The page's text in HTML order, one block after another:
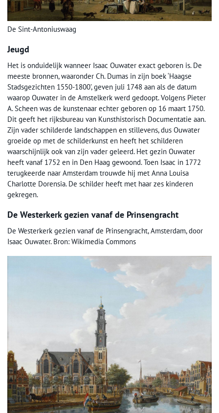
De Sint-Antoniuswaag
Jeugd
Het is onduidelijk wanneer Isaac Ouwater exact geboren is. De
meeste bronnen, waaronder Ch. Dumas in zijn boek ‘Haagse
Stadsgezichten 1550-1800’, geven juli 1748 aan als de datum
waarop Ouwater in de Amstelkerk werd gedoopt. Volgens Pieter
A. Scheen was de kunstenaar echter geboren op 16 maart 1750.
Dit geeft het rijksbureau van Kunsthistorisch Documentatie aan.
Zijn vader schilderde landschappen en stillevens, dus Ouwater
groeide op met de schilderkunst en heeft het schilderen
waarschijnlijk ook van zijn vader geleerd. Het gezin Ouwater
heeft vanaf 1752 en in Den Haag gewoond. Toen Isaac in 1772
terugkeerde naar Amsterdam trouwde hij met Anna Louisa
Charlotte Dorensia. De schilder heeft met haar zes kinderen
gekregen.
De Westerkerk gezien vanaf de Prinsengracht
De Westerkerk gezien vanaf de Prinsengracht, Amsterdam, door
Isaac Ouwater. Bron: Wikimedia Commons